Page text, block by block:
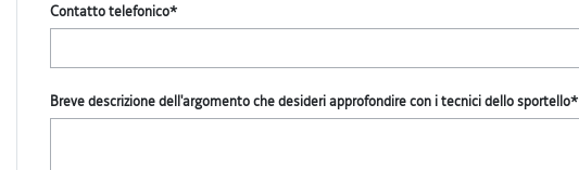
Contatto telefonico*
Breve descrizione dell'argomento che desideri approfondire con i tecnici dello sportello*